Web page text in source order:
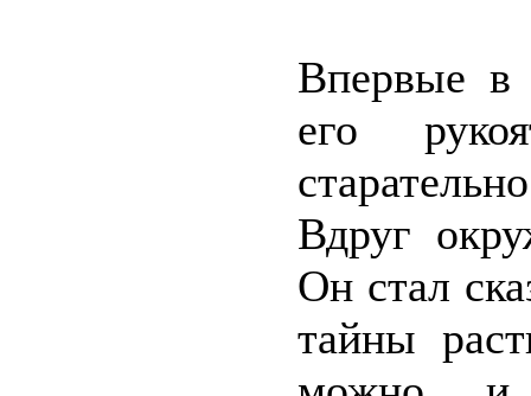
Впервые в
его
Вдруг
Он стал
тайны